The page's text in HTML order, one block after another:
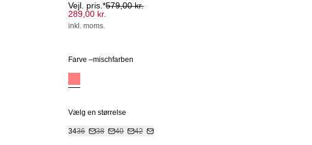
Vejl. pris.*579,00 kr.
289,00 kr.
inkl. moms.
Farve –mischfarben
Vælg en størrelse
3436 38 40 42